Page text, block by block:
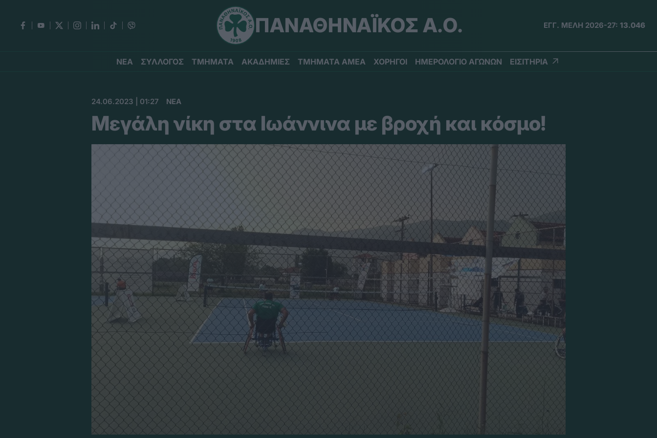
ΠΑΝΑΘΗΝΑΪΚΟΣ Α.Ο. ΕΓΓ. ΜΕΛΗ 2026-27: 13.046
ΝΕΑ ΣΥΛΛΟΓΟΣ ΤΜΗΜΑΤΑ ΑΚΑΔΗΜΙΕΣ ΤΜΗΜΑΤΑ ΑΜΕΑ ΧΟΡΗΓΟΙ ΗΜΕΡΟΛΟΓΙΟ ΑΓΩΝΩΝ ΕΙΣΙΤΗΡΙΑ
24.06.2023 | 01:27 ΝΕΑ
Μεγάλη νίκη στα Ιωάννινα με βροχή και κόσμο!